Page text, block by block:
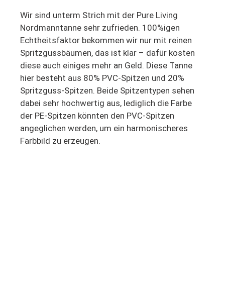
Wir sind unterm Strich mit der Pure Living
Nordmanntanne sehr zufrieden. 100%igen
Echtheitsfaktor bekommen wir nur mit reinen
Spritzgussbäumen, das ist klar – dafür kosten
diese auch einiges mehr an Geld. Diese Tanne
hier besteht aus 80% PVC-Spitzen und 20%
Spritzguss-Spitzen. Beide Spitzentypen sehen
dabei sehr hochwertig aus, lediglich die Farbe
der PE-Spitzen könnten den PVC-Spitzen
angeglichen werden, um ein harmonischeres
Farbbild zu erzeugen.